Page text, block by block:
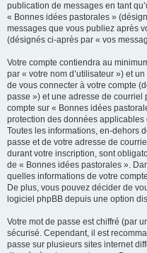
publication de messages en tant
« Bonnes idées pastorales »
messages que vous publiez après
(désignés ci-après par « vos
Votre compte contiendra au
par « votre nom d’utilisateur ») et
de vous connecter à votre compte
passe ») et une adresse de
compte sur « Bonnes idées
protection des données
Toutes les informations, en-dehors
passe et de votre adresse de
durant votre inscription, sont
de « Bonnes idées pastorales ».
quelles informations de votre
De plus, vous pouvez décider de
logiciel phpBB depuis une option
Votre mot de passe est chiffré (par
sécurisé. Cependant, il est
passe sur plusieurs sites internet